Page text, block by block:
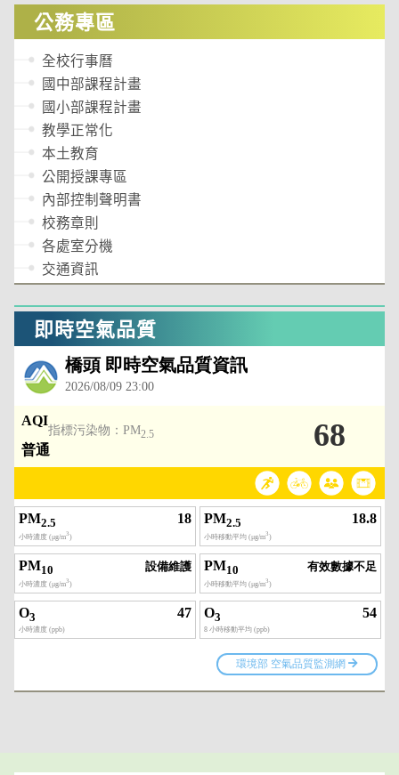
公務專區
全校行事曆
國中部課程計畫
國小部課程計畫
教學正常化
本土教育
公開授課專區
內部控制聲明書
校務章則
各處室分機
交通資訊
即時空氣品質